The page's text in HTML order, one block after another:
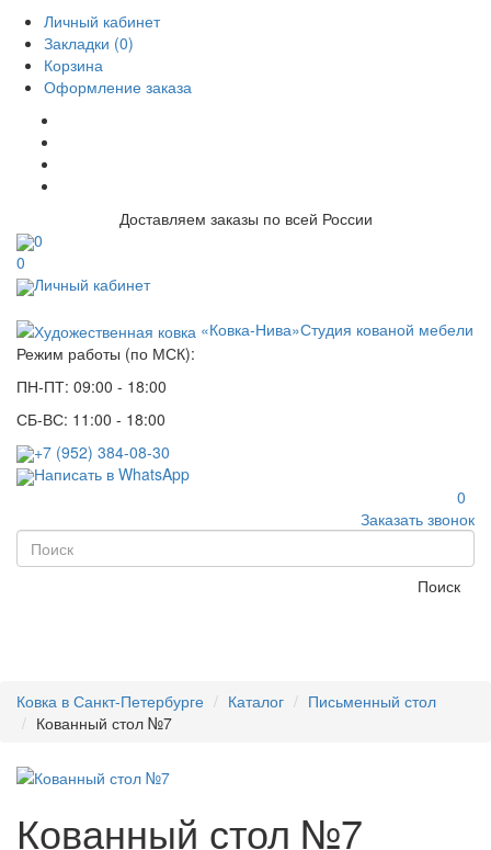
Личный кабинет
Закладки (0)
Корзина
Оформление заказа
Доставляем заказы по всей России
0
0
Личный кабинет
«Ковка-Нива»Студия кованой мебели
Режим работы (по МСК):
ПН-ПТ: 09:00 - 18:00
СБ-ВС: 11:00 - 18:00
+7 (952) 384-08-30
Написать в WhatsApp
0
Заказать звонок
Поиск
Ковка в Санкт-Петербурге Каталог
Письменный стол
Кованный стол №7
Кованный стол №7